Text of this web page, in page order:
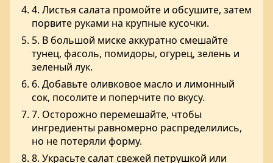
4. Листья салата промойте и обсушите, затем
порвите руками на крупные кусочки.
5. В большой миске аккуратно смешайте
тунец, фасоль, помидоры, огурец, зелень и
зеленый лук.
6. Добавьте оливковое масло и лимонный
сок, посолите и поперчите по вкусу.
7. Осторожно перемешайте, чтобы
ингредиенты равномерно распределились,
но не потеряли форму.
8. Украсьте салат свежей петрушкой или